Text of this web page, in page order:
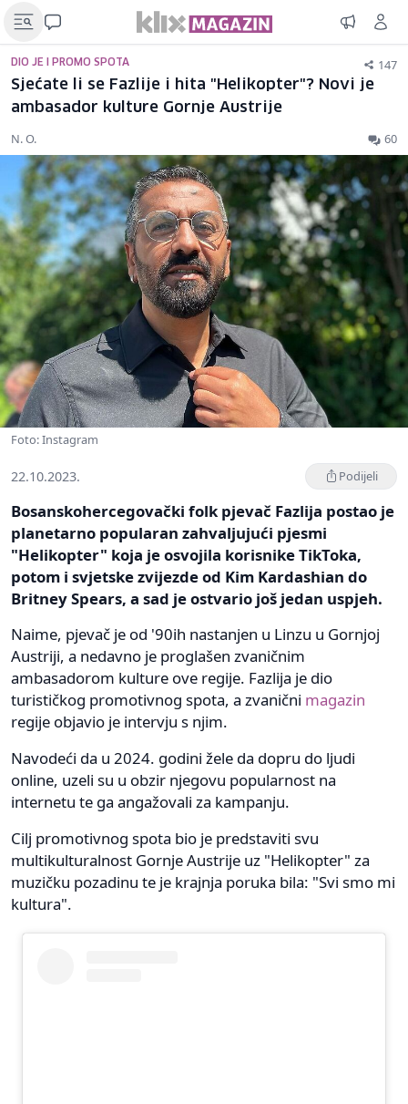
DIO JE I PROMO SPOTA 147
Sjećate li se Fazlije i hita "Helikopter"? Novi je
ambasador kulture Gornje Austrije
N. O. 60
Foto: Instagram
22.10.2023. Podijeli
Bosanskohercegovački folk pjevač Fazlija postao je
planetarno popularan zahvaljujući pjesmi
"Helikopter" koja je osvojila korisnike TikToka,
potom i svjetske zvijezde od Kim Kardashian do
Britney Spears, a sad je ostvario još jedan uspjeh.
Naime, pjevač je od '90ih nastanjen u Linzu u Gornjoj
Austriji, a nedavno je proglašen zvaničnim
ambasadorom kulture ove regije. Fazlija je dio
turističkog promotivnog spota, a zvanični magazin
regije objavio je intervju s njim.
Navodeći da u 2024. godini žele da dopru do ljudi
online, uzeli su u obzir njegovu popularnost na
internetu te ga angažovali za kampanju.
Cilj promotivnog spota bio je predstaviti svu
multikulturalnost Gornje Austrije uz "Helikopter" za
muzičku pozadinu te je krajnja poruka bila: "Svi smo mi
kultura".